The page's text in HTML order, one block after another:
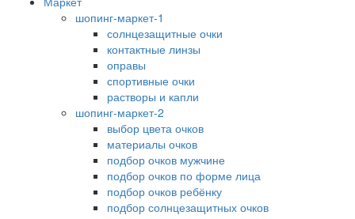
шопинг-маркет-1
солнцезащитные очки
контактные линзы
оправы
спортивные очки
растворы и капли
шопинг-маркет-2
выбор цвета очков
материалы очков
подбор очков мужчине
подбор очков по форме лица
подбор очков ребёнку
подбор солнцезащитных очков